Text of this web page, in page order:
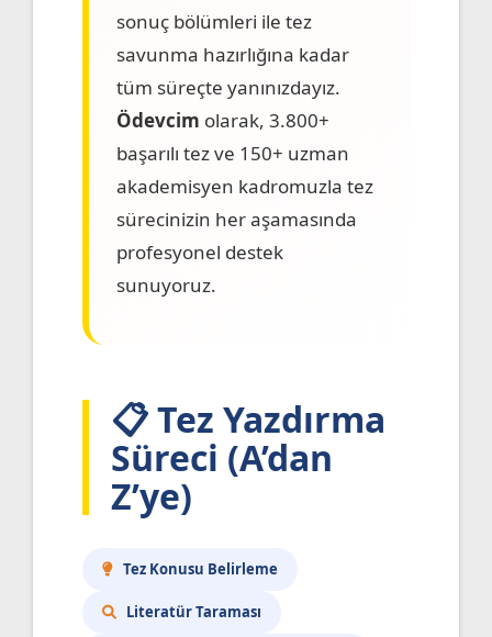
sonuç bölümleri ile tez
savunma hazırlığına kadar
tüm süreçte yanınızdayız.
Ödevcim olarak, 3.800+
başarılı tez ve 150+ uzman
akademisyen kadromuzla tez
sürecinizin her aşamasında
profesyonel destek
sunuyoruz.
📋 Tez Yazdırma
Süreci (A’dan
Z’ye)
Tez Konusu Belirleme
Literatür Taraması